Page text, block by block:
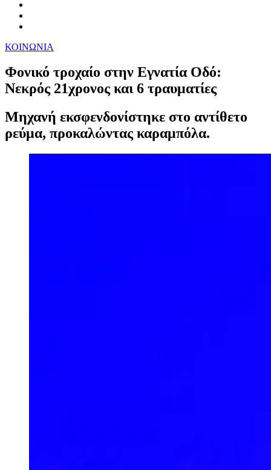
ΚΟΙΝΩΝΙΑ
Φονικό τροχαίο στην Εγνατία Οδό:
Νεκρός 21χρονος και 6 τραυματίες
Μηχανή εκσφενδονίστηκε στο αντίθετο
ρεύμα, προκαλώντας καραμπόλα.